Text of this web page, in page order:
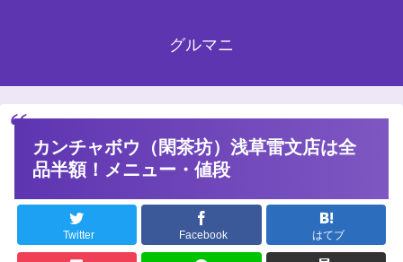
グルマニ
カンチャボウ（閑茶坊）浅草雷文店は全
品半額！メニュー・値段
Twitter Facebook はてブ